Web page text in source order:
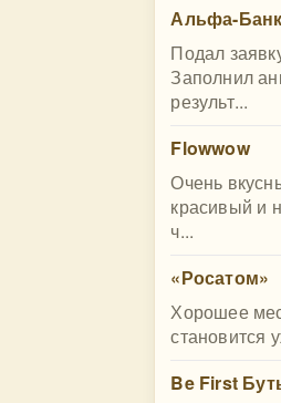
Альфа-Банк
Подал
Заполнил
результ...
Flowwow
Очень
красивый и
ч...
«Росатом»
Хорошее
становится
Be First